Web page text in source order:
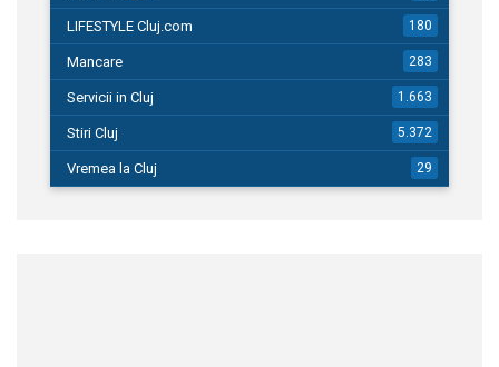
LIFESTYLE Cluj.com 180
Mancare 283
Servicii in Cluj 1.663
Stiri Cluj 5.372
Vremea la Cluj 29